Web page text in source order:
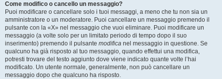
Come modifico o cancello un messaggio?
Puoi modificare o cancellare solo i tuoi messaggi, a meno che tu non sia un
amministratore o un moderatore. Puoi cancellare un messaggio premendo il
pulsante con la «X» nel messaggio che vuoi eliminare. Puoi modificare un
messaggio (a volte solo per un limitato periodo di tempo dopo il suo
inserimento) premendo il pulsante modifica nel messaggio in questione. Se
qualcuno ha già risposto al tuo messaggio, quando effettui una modifica,
potresti trovare del testo aggiunto dove viene indicato quante volte l’hai
modificato. Un utente normale, generalmente, non può cancellare un
messaggio dopo che qualcuno ha risposto.